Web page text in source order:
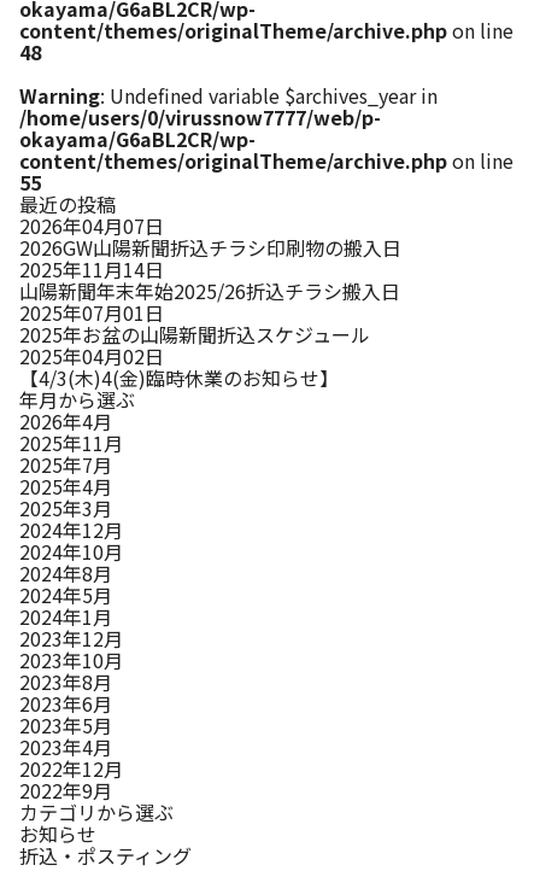
okayama/G6aBL2CR/wp-
content/themes/originalTheme/archive.phpon line
48
Warning: Undefined variable $archives_year in
/home/users/0/virussnow7777/web/p-
okayama/G6aBL2CR/wp-
content/themes/originalTheme/archive.phpon line
55
最近の投稿
2026年04月07日
2026GW山陽新聞折込チラシ印刷物の搬入日
2025年11月14日
山陽新聞年末年始2025/26折込チラシ搬入日
2025年07月01日
2025年お盆の山陽新聞折込スケジュール
2025年04月02日
【4/3(木)4(金)臨時休業のお知らせ】
年月から選ぶ
2026年4月
2025年11月
2025年7月
2025年4月
2025年3月
2024年12月
2024年10月
2024年8月
2024年5月
2024年1月
2023年12月
2023年10月
2023年8月
2023年6月
2023年5月
2023年4月
2022年12月
2022年9月
カテゴリから選ぶ
お知らせ
折込・ポスティング